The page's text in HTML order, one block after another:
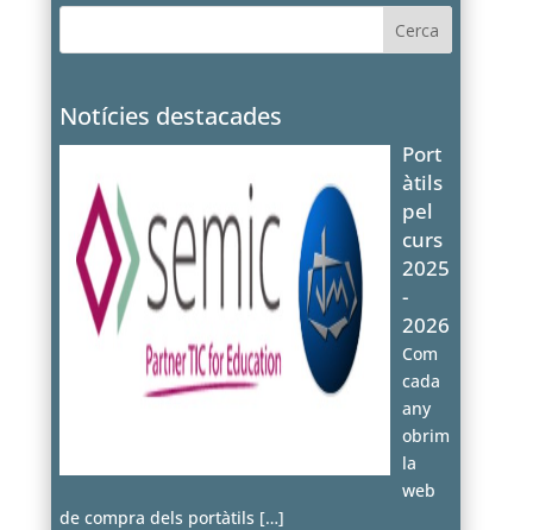
Notícies destacades
Port
àtils
pel
curs
2025
-
2026
Com
cada
any
obrim
la
web
de compra dels portàtils […]